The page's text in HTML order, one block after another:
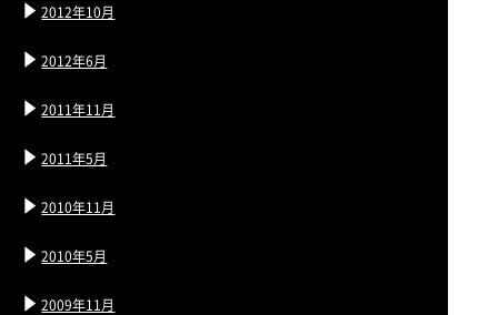
2012年10月
2012年6月
2011年11月
2011年5月
2010年11月
2010年5月
2009年11月